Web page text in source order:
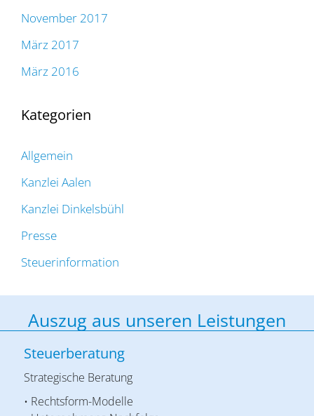
November 2017
März 2017
März 2016
Kategorien
Allgemein
Kanzlei Aalen
Kanzlei Dinkelsbühl
Presse
Steuerinformation
Auszug aus unseren Leistungen
Steuerberatung
Strategische Beratung
• Rechtsform-Modelle